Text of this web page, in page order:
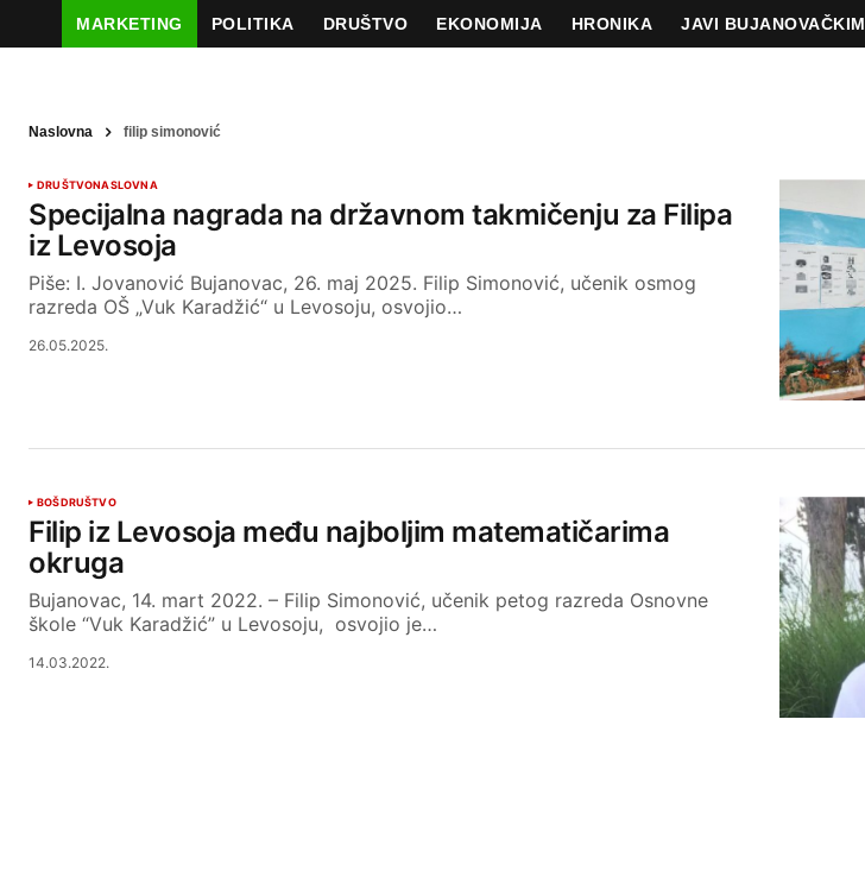
MARKETING POLITIKA DRUŠTVO EKONOMIJA HRONIKA JAVI BUJANOVAČKIM
Naslovna filip simonović
DRUŠTVONASLOVNA
Specijalna nagrada na državnom takmičenju za Filipa
iz Levosoja
Piše: I. Jovanović Bujanovac, 26. maj 2025. Filip Simonović, učenik osmog
razreda OŠ „Vuk Karadžić“ u Levosoju, osvojio…
26.05.2025.
BOŠDRUŠTVO
Filip iz Levosoja među najboljim matematičarima
okruga
Bujanovac, 14. mart 2022. – Filip Simonović, učenik petog razreda Osnovne
škole “Vuk Karadžić” u Levosoju, osvojio je…
14.03.2022.